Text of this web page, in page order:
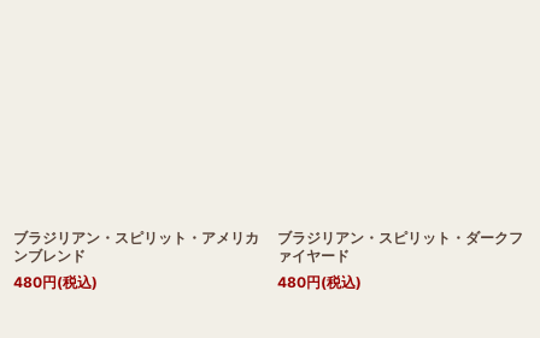
ブラジリアン・スピリット・アメリカ
ンブレンド
480円(税込)
ブラジリアン・スピリット・ダークフ
ァイヤード
480円(税込)